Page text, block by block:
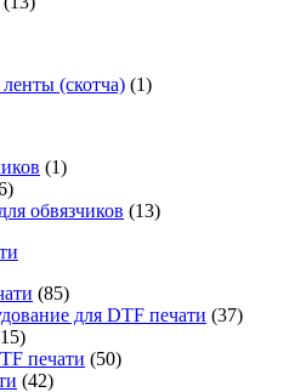
(скотча) (1)
(1)
обвязчиков (13)
(85)
для DTF печати (37)
печати (50)
(42)